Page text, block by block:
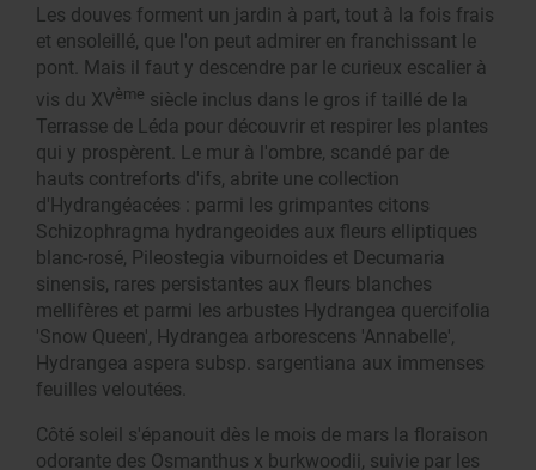
Les douves forment un jardin à part, tout à la fois frais
et ensoleillé, que l'on peut admirer en franchissant le
pont. Mais il faut y descendre par le curieux escalier à
vis du XVème siècle inclus dans le gros if taillé de la
Terrasse de Léda pour découvrir et respirer les plantes
qui y prospèrent. Le mur à l'ombre, scandé par de
hauts contreforts d'ifs, abrite une collection
d'Hydrangéacées : parmi les grimpantes citons
Schizophragma hydrangeoides aux fleurs elliptiques
blanc-rosé, Pileostegia viburnoides et Decumaria
sinensis, rares persistantes aux fleurs blanches
mellifères et parmi les arbustes Hydrangea quercifolia
'Snow Queen', Hydrangea arborescens 'Annabelle',
Hydrangea aspera subsp. sargentiana aux immenses
feuilles veloutées.
Côté soleil s'épanouit dès le mois de mars la floraison
odorante des Osmanthus x burkwoodii, suivie par les